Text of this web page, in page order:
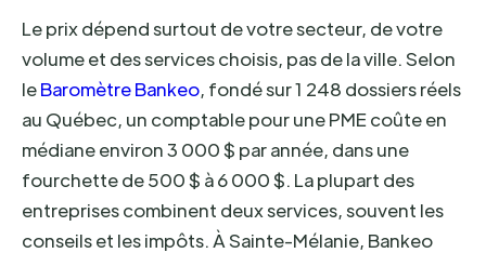
Le prix dépend surtout de votre secteur, de votre
volume et des services choisis, pas de la ville. Selon
leBaromètre Bankeo, fondé sur 1 248 dossiers réels
au Québec, un comptable pour une PME coûte en
médiane environ 3 000 $ par année, dans une
fourchette de 500 $ à 6 000 $. La plupart des
entreprises combinent deux services, souvent les
conseils et les impôts. À Sainte-Mélanie, Bankeo